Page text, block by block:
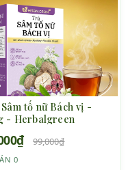
tố nữ Bách vị -
- Herbalgreen
99,000₫
0